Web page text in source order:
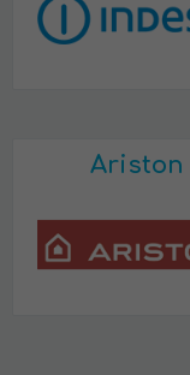
Ariston